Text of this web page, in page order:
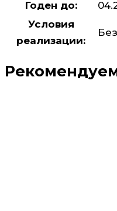
Годен до:
Условия
реализации: